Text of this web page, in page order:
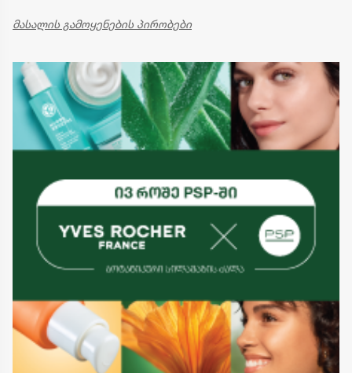
მასალის გამოყენების პირობები